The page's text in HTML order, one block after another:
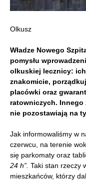
Olkusz
Władze Nowego
pomysłu
olkuskiej lecznicy:
znakomicie,
placówki oraz
ratowniczych. Innego
nie pozostawiają na
Jak informowaliśmy w
czerwcu, na terenie
się parkomaty oraz
24 h”. Taki stan rzeczy
mieszkańców, którzy